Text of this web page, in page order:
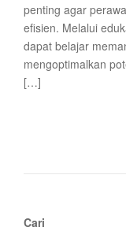
penting agar
efisien. Melalui
dapat belajar
mengoptimalkan
[…]
Cari